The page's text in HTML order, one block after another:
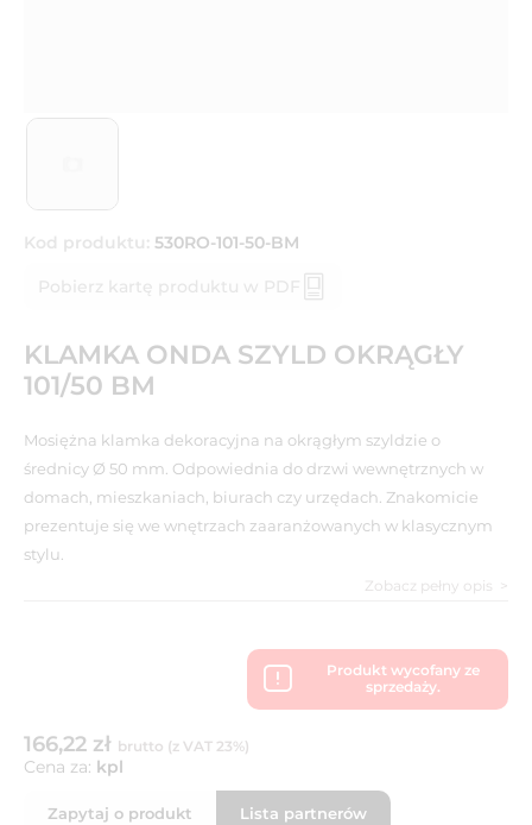
Kod produktu: 530RO-101-50-BM
Pobierz kartę produktu w PDF
KLAMKA ONDA SZYLD OKRĄGŁY
101/50 BM
Mosiężna klamka dekoracyjna na okrągłym szyldzie o
średnicy Ø 50 mm. Odpowiednia do drzwi wewnętrznych w
domach, mieszkaniach, biurach czy urzędach. Znakomicie
prezentuje się we wnętrzach zaaranżowanych w klasycznym
stylu.
Zobacz pełny opis
Produkt wycofany ze
sprzedaży.
166,22 zł brutto (z VAT 23%)
Cena za: kpl
Zapytaj o produkt Lista partnerów